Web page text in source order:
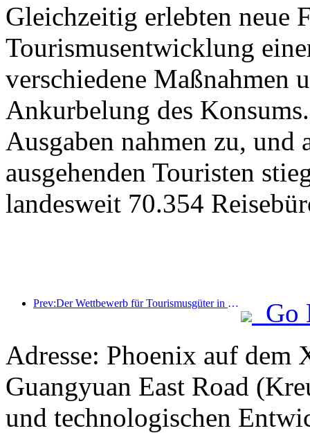
Gleichzeitig erlebten neue
Tourismusentwicklung
verschiedene Maßnahmen
Ankurbelung des
Ausgaben nahmen zu,
ausgehenden Touristen
landesweit 70.354
Prev:Der Wettbewerb für Tourismusgüter in China wurde erfolgreich in Xiangtan, Hunan, abgehalten.
Go
Adresse: Phoenix auf dem
Guangyuan East Road
und technologischen